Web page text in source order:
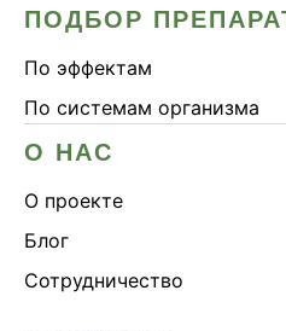
Спортивное питание
Улучшение настроения
Чага
Энергия и
ПОДБОР
По эффектам
По системам организма
О НАС
О проекте
Блог
Сотрудничество